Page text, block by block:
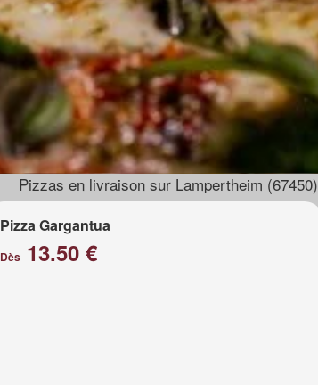
Pizzas en livraison sur Lampertheim (67450)
Pizza Gargantua
Dès13.50 €